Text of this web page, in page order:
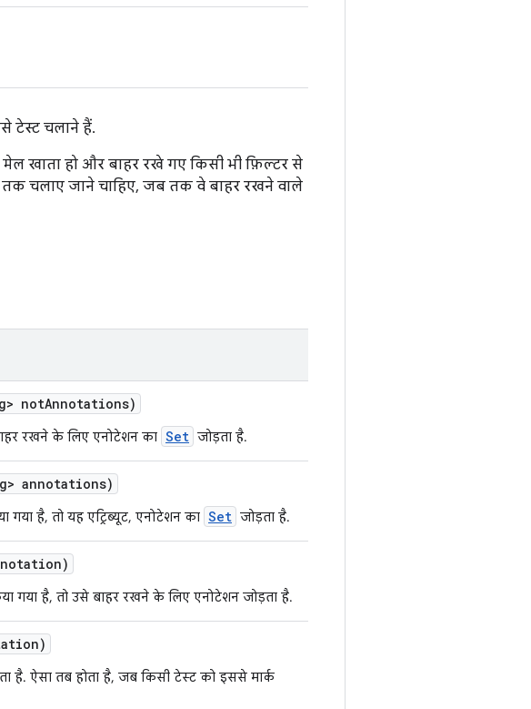
टेस्ट चलाने हैं.
खाता हो और बाहर रखे गए किसी भी फ़िल्टर से
तक चलाए जाने चाहिए, जब तक वे बाहर रखने वाले
notAnnotations)
रखने के लिए एनोटेशन का Set जोड़ता है.
annotations)
गया है, तो यह एट्रिब्यूट, एनोटेशन का Set जोड़ता है.
गया है, तो उसे बाहर रखने के लिए एनोटेशन जोड़ता है.
है. ऐसा तब होता है, जब किसी टेस्ट को इससे मार्क